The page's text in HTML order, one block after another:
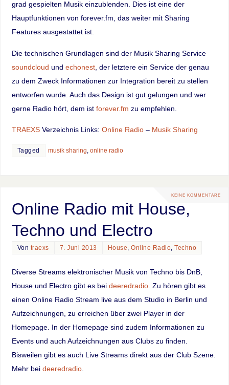
grad gespielten Musik einzublenden. Dies ist eine der
Hauptfunktionen von forever.fm, das weiter mit Sharing
Features ausgestattet ist.
Die technischen Grundlagen sind der Musik Sharing Service
soundcloud und echonest, der letztere ein Service der genau
zu dem Zweck Informationen zur Integration bereit zu stellen
entworfen wurde. Auch das Design ist gut gelungen und wer
gerne Radio hört, dem ist forever.fm zu empfehlen.
TRAEXSVerzeichnis Links: Online Radio– Musik Sharing
Tagged musik sharing, online radio
KEINE KOMMENTARE
Online Radio mit House,
Techno und Electro
Von traexs 7. Juni 2013 House,Online Radio,Techno
Diverse Streams elektronischer Musik von Techno bis DnB,
House und Electro gibt es bei deeredradio. Zu hören gibt es
einen Online Radio Stream live aus dem Studio in Berlin und
Aufzeichnungen, zu erreichen über zwei Player in der
Homepage. In der Homepage sind zudem Informationen zu
Events und auch Aufzeichnungen aus Clubs zu finden.
Bisweilen gibt es auch Live Streams direkt aus der Club Szene.
Mehr bei deeredradio.